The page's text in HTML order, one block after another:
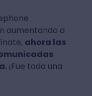
aumentando a
ahora las
¡Fue toda una